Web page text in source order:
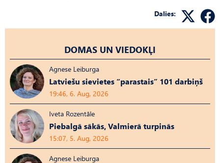
Dalies:
DOMAS UN VIEDOKĻI
Agnese Leiburga
Latviešu sievietes “parastais” 101 darbiņš
19:46, 6. Aug, 2026
Iveta Rozentāle
Piebalgā sākās, Valmierā turpinās
15:07, 5. Aug, 2026
Agnese Leiburga